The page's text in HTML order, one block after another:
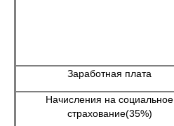
Заработная плата
Начисления на социальное
страхование(35%)